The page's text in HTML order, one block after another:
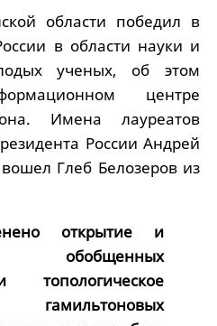
области победил в
в области науки и
ученых, об этом
центре
Имена лауреатов
России Андрей
Глеб Белозеров из
открытие и
обобщенных
гамильтоновых